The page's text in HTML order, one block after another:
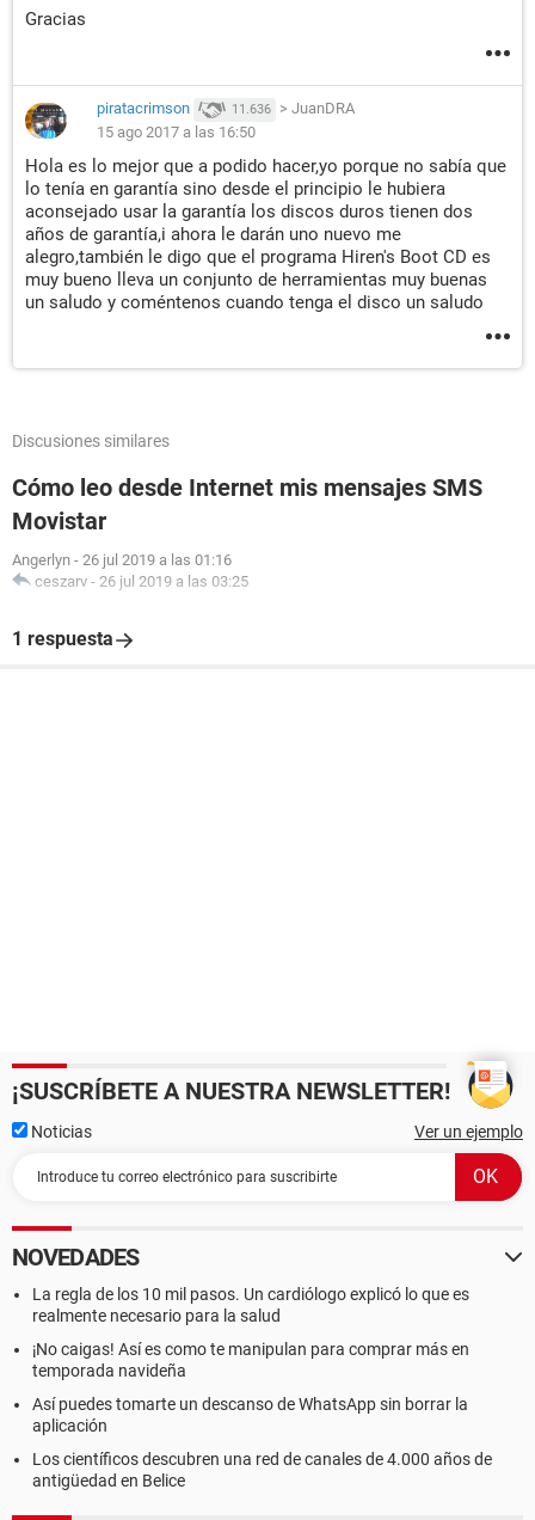
Gracias
piratacrimson 11.636 > JuanDRA
15 ago 2017 a las 16:50
Hola es lo mejor que a podido hacer,yo porque no sabía que
lo tenía en garantía sino desde el principio le hubiera
aconsejado usar la garantía los discos duros tienen dos
años de garantía,i ahora le darán uno nuevo me
alegro,también le digo que el programa Hiren's Boot CD es
muy bueno lleva un conjunto de herramientas muy buenas
un saludo y coméntenos cuando tenga el disco un saludo
Discusiones similares
Cómo leo desde Internet mis mensajes SMS
Movistar
Angerlyn - 26 jul 2019 a las 01:16
ceszarv - 26 jul 2019 a las 03:25
1 respuesta
¡SUSCRÍBETE A NUESTRA NEWSLETTER!
Noticias Ver un ejemplo
NOVEDADES
La regla de los 10 mil pasos. Un cardiólogo explicó lo que es
realmente necesario para la salud
¡No caigas! Así es como te manipulan para comprar más en
temporada navideña
Así puedes tomarte un descanso de WhatsApp sin borrar la
aplicación
Los científicos descubren una red de canales de 4.000 años de
antigüedad en Belice